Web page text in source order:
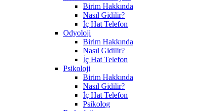
Birim Hakkında
Nasıl Gidilir?
İç Hat Telefon
Odyoloji
Birim Hakkında
Nasıl Gidilir?
İç Hat Telefon
Psikoloji
Birim Hakkında
Nasıl Gidilir?
İç Hat Telefon
Psikolog